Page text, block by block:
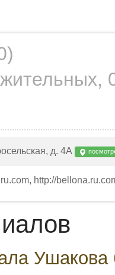
,
д. 4А
http://
Ушакова